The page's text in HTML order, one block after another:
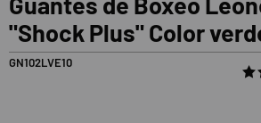
"Shock Plus" Color
GN102LVE10